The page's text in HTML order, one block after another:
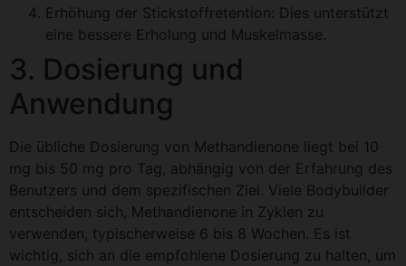
Erhöhung der Stickstoffretention: Dies unterstützt
eine bessere Erholung und Muskelmasse.
3. Dosierung und
Anwendung
Die übliche Dosierung von Methandienone liegt bei 10
mg bis 50 mg pro Tag, abhängig von der Erfahrung des
Benutzers und dem spezifischen Ziel. Viele Bodybuilder
entscheiden sich, Methandienone in Zyklen zu
verwenden, typischerweise 6 bis 8 Wochen. Es ist
wichtig, sich an die empfohlene Dosierung zu halten, um